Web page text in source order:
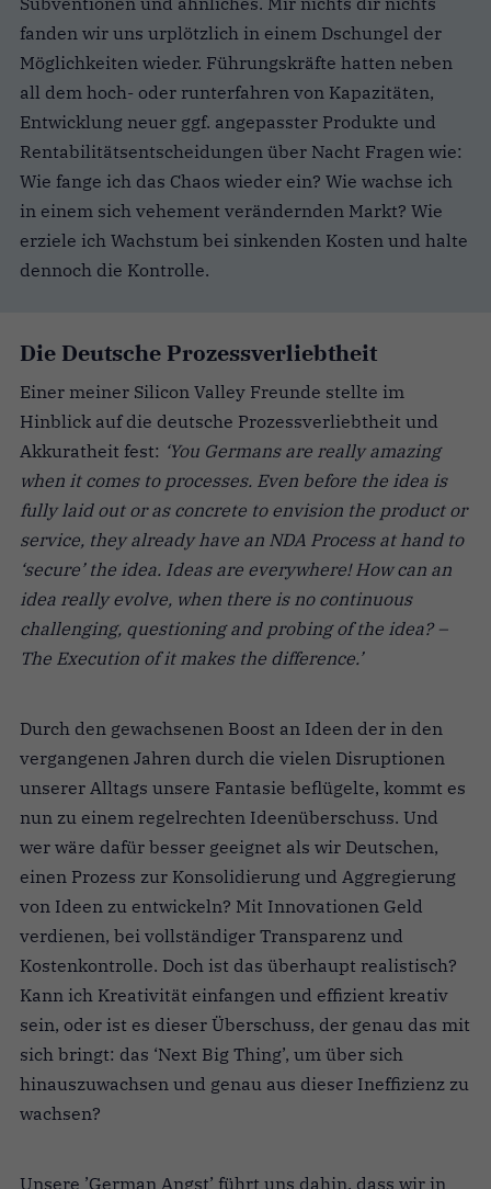
fanden wir uns urplötzlich in einem Dschungel der
Möglichkeiten wieder. Führungskräfte hatten neben
all dem hoch- oder runterfahren von Kapazitäten,
Entwicklung neuer ggf. angepasster Produkte und
Rentabilitätsentscheidungen über Nacht Fragen wie:
Wie fange ich das Chaos wieder ein? Wie wachse ich
in einem sich vehement verändernden Markt? Wie
erziele ich Wachstum bei sinkenden Kosten und halte
dennoch die Kontrolle.
Die Deutsche Prozessverliebtheit
Einer meiner Silicon Valley Freunde stellte im
Hinblick auf die deutsche Prozessverliebtheit und
Akkuratheit fest: ‘You Germans are really amazing
when it comes to processes. Even before the idea is
fully laid out or as concrete to envision the product or
service, they already have an NDA Process at hand to
‘secure’ the idea. Ideas are everywhere! How can an
idea really evolve, when there is no continuous
challenging, questioning and probing of the idea? –
The Execution of it makes the difference.’
Durch den gewachsenen Boost an Ideen der in den
vergangenen Jahren durch die vielen Disruptionen
unserer Alltags unsere Fantasie beflügelte, kommt es
nun zu einem regelrechten Ideenüberschuss. Und
wer wäre dafür besser geeignet als wir Deutschen,
einen Prozess zur Konsolidierung und Aggregierung
von Ideen zu entwickeln? Mit Innovationen Geld
verdienen, bei vollständiger Transparenz und
Kostenkontrolle. Doch ist das überhaupt realistisch?
Kann ich Kreativität einfangen und effizient kreativ
sein, oder ist es dieser Überschuss, der genau das mit
sich bringt: das ‘Next Big Thing’, um über sich
hinauszuwachsen und genau aus dieser Ineffizienz zu
wachsen?
Unsere ’German Angst’ führt uns dahin, dass wir in